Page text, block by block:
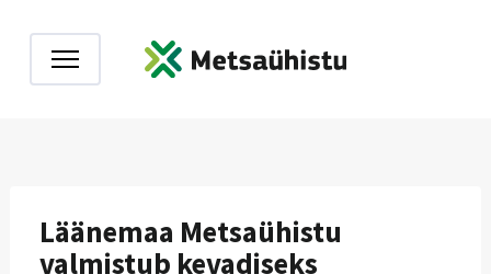
Läänemaa Metsaühistu
valmistub kevadiseks